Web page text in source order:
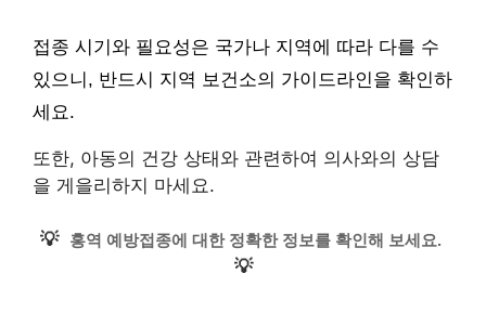
접종 시기와 필요성은 국가나 지역에 따라 다를 수
있으니, 반드시 지역 보건소의 가이드라인을 확인하
세요.
또한, 아동의 건강 상태와 관련하여 의사와의 상담
을 게을리하지 마세요.
💡 홍역 예방접종에 대한 정확한 정보를 확인해 보세요.
💡